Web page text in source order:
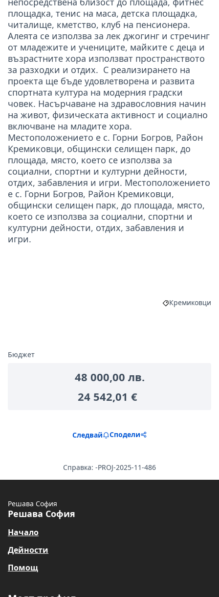
площадка, тенис на маса, детска площадка,
читалище, кметство, клуб на пенсионера.
Алеята се използва за лек джогинг и стречинг
от младежите и учениците, майките с деца и
възрастните хора използват пространството
за разходки и отдих. С реализирането на
проекта ще бъде удовлетворена и развита
спортната култура на модерния градски
човек. Насърчаване на здравословния начин
на живот, физическата активност и социално
включване на младите хора.
Местоположението е с. Горни Богров, Район
Кремиковци, общински селищен парк, до
площада, място, което се използва за
социални, спортни и културни дейности,
отдих, забавления и игри. Местоположението
е с. Горни Богров, Район Кремиковци,
общински селищен парк, до площада, място,
което се използва за социални, спортни и
културни дейности, отдих, забавления и
игри.
Филтриране
Кремиковци
Бюджет
48 000,00 лв.
24 542,01 €
Следвай Сподели
Справка: -PROJ-2025-11-486
Решава София
Решава София
Начало
Дейности
Помощ